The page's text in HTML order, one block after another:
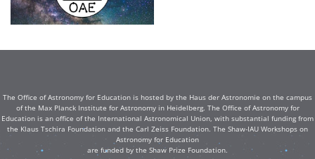
The Office of Astronomy for Education is hosted by the Haus der Astronomie on the campus
of the Max Planck Institute for Astronomy in Heidelberg. The Office of Astronomy for
Education is an office of the International Astronomical Union, with substantial funding from
the Klaus Tschira Foundation and the Carl Zeiss Foundation. The Shaw-IAU Workshops on
Astronomy for Education
are funded by the Shaw Prize Foundation.